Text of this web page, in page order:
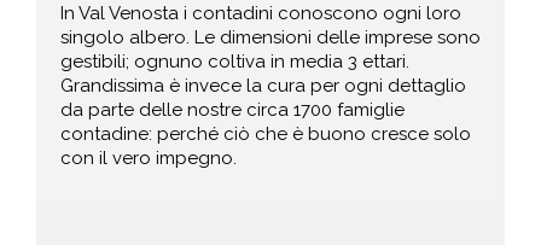
In Val Venosta i contadini conoscono ogni loro
singolo albero. Le dimensioni delle imprese sono
gestibili; ognuno coltiva in media 3 ettari.
Grandissima è invece la cura per ogni dettaglio
da parte delle nostre circa 1700 famiglie
contadine: perché ciò che è buono cresce solo
con il vero impegno.